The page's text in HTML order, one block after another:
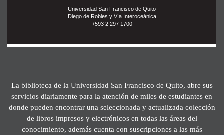
Universidad San Francisco de Quito
Diego de Robles y Vía Interoceánica
+593 2 297 1700
La biblioteca de la Universidad San Francisco de Quito, abre sus
servicios diariamente para la atención de miles de estudiantes en
donde pueden encontrar una seleccionada y actualizada colección
de libros impresos y electrónicos en todas las áreas del
conocimiento, además cuenta con suscripciones a las más